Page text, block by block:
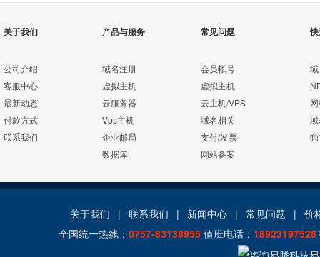
关于我们
公司介绍
客服中心
最新动态
付款方式
联系我们
产品与服务
域名注册
虚拟主机
云服务器
Vps主机
企业邮局
数据库
常见问题
会员帐号
虚拟主机
云主机/VPS
域名相关
支付/发票
网站备案
关于我们 | 联系我们 | 新闻中心 | 常见问题 | 价
全国统一热线：0757-83138955 值班电话： 18923197528